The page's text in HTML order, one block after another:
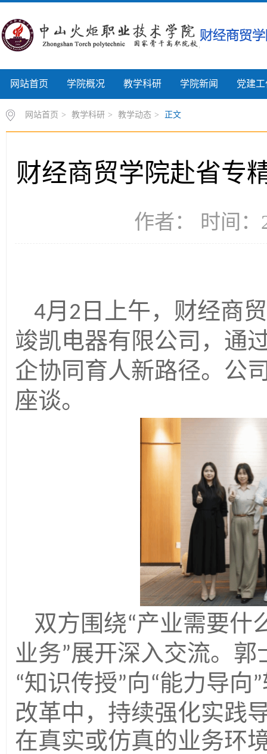
网站首页 学院概况 教学科研 学院新闻 党建
网站首页 > 教学科研 > 教学动态 > 正文
财经商贸学院赴省专
作者： 时间：
4月 2 日上午，财经商
竣凯电器有限公司，通
企协同育人新路径。公
座谈。
双方围绕“产业需要什
业务”展开深入交流。
“知识传授”向“能力导向”
改革中，持续强化实践
在真实或仿真的业务环